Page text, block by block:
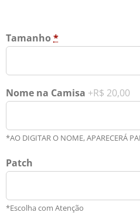
Tamanho *
Nome na Camisa +R$ 20,00
*AO DIGITAR O NOME, APARECERÁ
Patch
*Escolha com Atenção